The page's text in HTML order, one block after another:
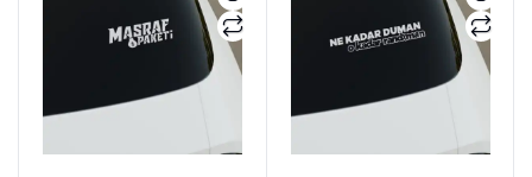
varyasyonu
ürün
varyasyonu
ürün